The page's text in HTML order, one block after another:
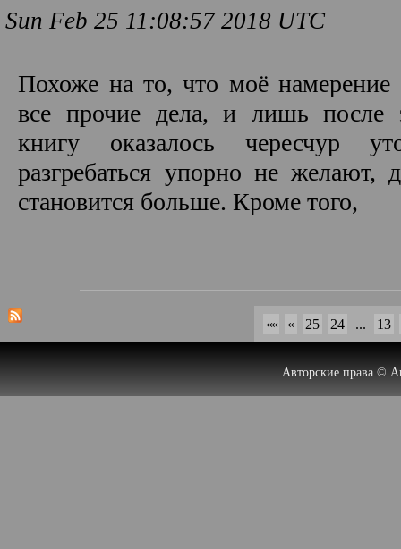
Sun Feb 25 11:08:57 2018 UTC
Похоже на то, что моё намерение
все прочие дела, и лишь после
книгу оказалось чересчур
разгребаться упорно не желают,
становится больше. Кроме того,
«« « 25 24 ... 13
Авторские права ©